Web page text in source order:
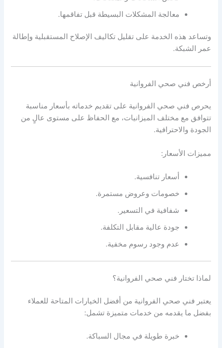
معالجة المشكلات البسيطة قبل تفاقمها.
وتساعد هذه الخدمة على تقليل تكاليف الإصلاح المستقبلية وإطالة
عمر الشبكة.
أرخص فني صحي الفروانية
يحرص فني صحي الفروانية على تقديم خدماته بأسعار مناسبة
تتوافق مع مختلف الميزانيات، مع الحفاظ على مستوى عالٍ من
الجودة والاحترافية.
مميزات الأسعار:
أسعار تنافسية.
خصومات وعروض مستمرة.
شفافية في التسعير.
جودة عالية مقابل التكلفة.
عدم وجود رسوم مخفية.
لماذا تختار فني صحي الفروانية؟
يعتبر فني صحي الفروانية من أفضل الخيارات المتاحة للعملاء
بفضل ما يقدمه من خدمات متميزة تشمل:
خبرة طويلة في مجال السباكة.